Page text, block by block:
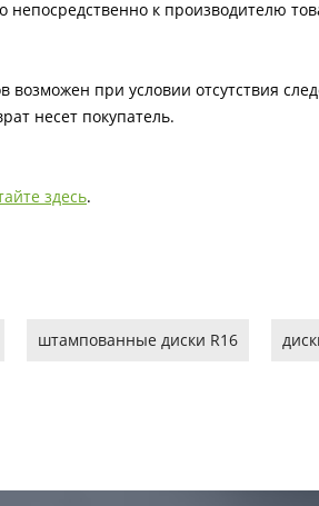
непосредственно к производителю
при условии отсутствия
несет покупатель.
здесь.
штампованные диски R16